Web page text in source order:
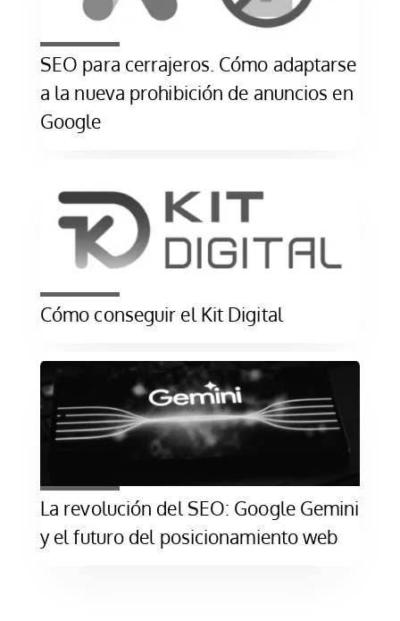
SEO para cerrajeros. Cómo adaptarse
a la nueva prohibición de anuncios en
Google
Cómo conseguir el Kit Digital
La revolución del SEO: Google Gemini
y el futuro del posicionamiento web